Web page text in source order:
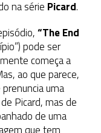
na série Picard.
“The End
pode ser
começa a
ao que parece,
uma
Picard, mas de
de uma